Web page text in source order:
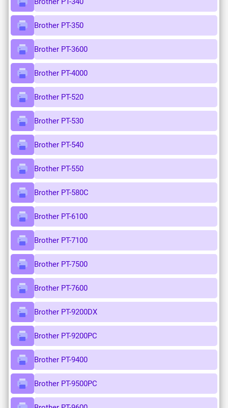
Brother PT-350
Brother PT-3600
Brother PT-4000
Brother PT-520
Brother PT-530
Brother PT-540
Brother PT-550
Brother PT-580C
Brother PT-6100
Brother PT-7100
Brother PT-7500
Brother PT-7600
Brother PT-9200DX
Brother PT-9200PC
Brother PT-9400
Brother PT-9500PC